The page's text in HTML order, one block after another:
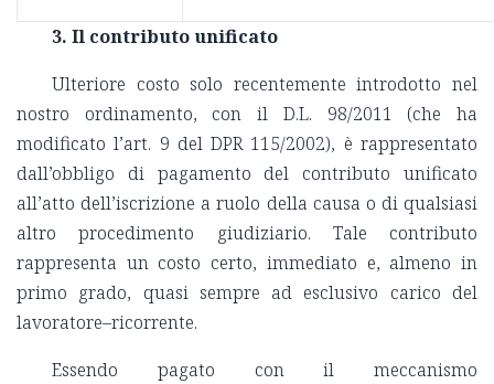
3. Il contributo unificato
Ulteriore costo solo recentemente introdotto nel
nostro ordinamento, con il D.L. 98/2011 (che ha
modificato l’art. 9 del DPR 115/2002), è rappresentato
dall’obbligo di pagamento del contributo unificato
all’atto dell’iscrizione a ruolo della causa o di qualsiasi
altro procedimento giudiziario. Tale contributo
rappresenta un costo certo, immediato e, almeno in
primo grado, quasi sempre ad esclusivo carico del
lavoratore–ricorrente.
Essendo pagato con il meccanismo